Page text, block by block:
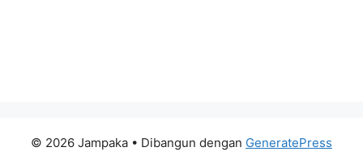
© 2026 Jampaka • Dibangun dengan GeneratePress